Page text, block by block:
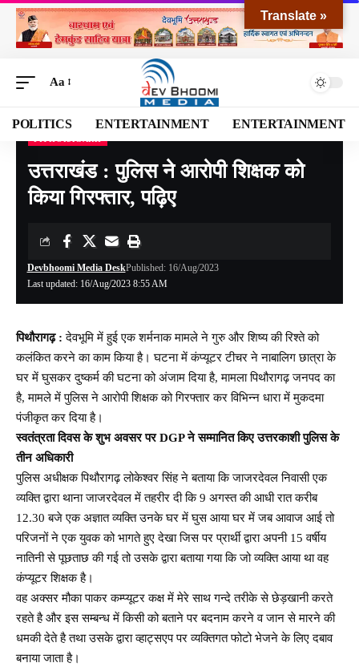
Aa
POLITICS ENTERTAINMENT ENTERTAINMENT
Devbhoomi Media Blog>NATIONAL >UTTARAKHAND>PITHORAGARH
उत्तराखंड : पुलिस ने आरोपी शिक्षक को
किया गिरफ्तार, पढ़िए
Last updated: 16/Aug/2023 8:55 AM
Devbhoomi Media DeskPublished: 16/Aug/2023
पिथौरागढ़ : देवभूमि में हुई एक शर्मनाक मामले ने गुरु और शिष्य की रिश्ते को
कलंकित करने का काम किया है। घटना में कंप्यूटर टीचर ने नाबालिग छात्रा के
घर में घुसकर दुष्कर्म की घटना को अंजाम दिया है, मामला पिथौरागढ़ जनपद का
है, मामले में पुलिस ने आरोपी शिक्षक को गिरफ्तार कर विभिन्न धारा में मुकदमा
पंजीकृत कर दिया है।
स्वतंत्रता दिवस के शुभ अवसर पर DGP ने सम्मानित किए उत्तरकाशी पुलिस के
तीन अधिकारी
पुलिस अधीक्षक पिथौरागढ़ लोकेश्वर सिंह ने बताया कि जाजरदेवल निवासी एक
व्यक्ति द्वारा थाना जाजरदेवल में तहरीर दी कि 9 अगस्त की आधी रात करीब
12.30 बजे एक अज्ञात व्यक्ति उनके घर में घुस आया घर में जब आवाज आई तो
परिजनों ने एक युवक को भागते हुए देखा जिस पर प्रार्थी द्वारा अपनी 15 वर्षीय
नातिनी से पूछताछ की गई तो उसके द्वारा बताया गया कि जो व्यक्ति आया था वह
कंप्यूटर शिक्षक है।
वह अक्सर मौका पाकर कम्प्यूटर कक्ष में मेरे साथ गन्दे तरीके से छेड़खानी करते
रहते है और इस सम्बन्ध में किसी को बताने पर बदनाम करने व जान से मारने की
धमकी देते है तथा उसके द्वारा व्हाट्सएप पर व्यक्तिगत फोटो भेजने के लिए दबाव
बनाया जाता है।
Translate »